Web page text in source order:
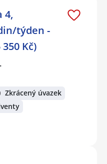
4,
týden -
Kč)
Zkrácený úvazek